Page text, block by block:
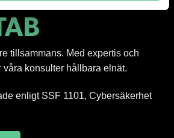
tillsammans. Med expertis och
våra konsulter hållbara elnät.
enligt SSF 1101, Cybersäkerhet